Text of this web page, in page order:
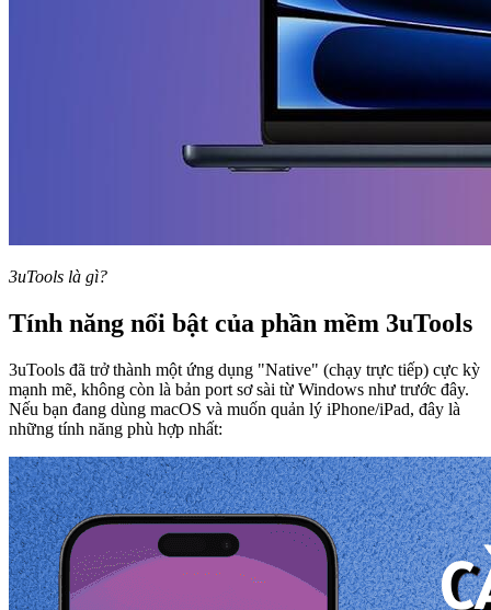
3uTools là gì?
Tính năng nổi bật của phần mềm 3uTools
3uTools đã trở thành một ứng dụng "Native" (chạy trực tiếp) cực kỳ
mạnh mẽ, không còn là bản port sơ sài từ Windows như trước đây.
Nếu bạn đang dùng macOS và muốn quản lý iPhone/iPad, đây là
những tính năng phù hợp nhất: